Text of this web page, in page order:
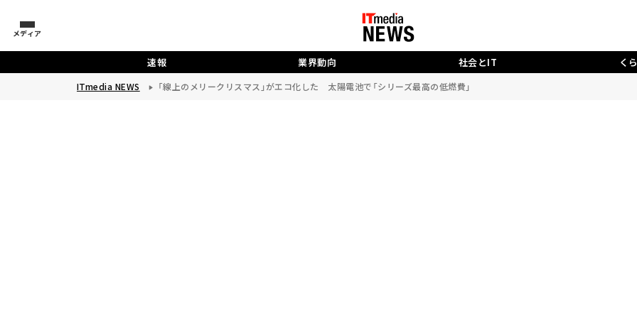
メディア
速報 業界動向 社会とIT く
ITmedia NEWS 「線上のメリークリスマス」がエコ化した 太陽電池で「シリーズ最高の低燃費」